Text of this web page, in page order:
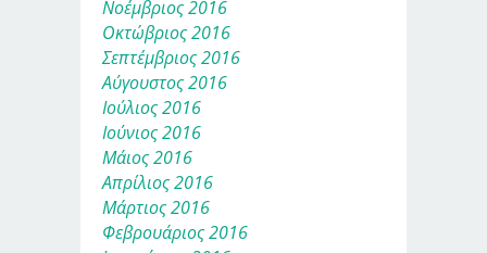
Νοέμβριος 2016
Οκτώβριος 2016
Σεπτέμβριος 2016
Αύγουστος 2016
Ιούλιος 2016
Ιούνιος 2016
Μάιος 2016
Απρίλιος 2016
Μάρτιος 2016
Φεβρουάριος 2016